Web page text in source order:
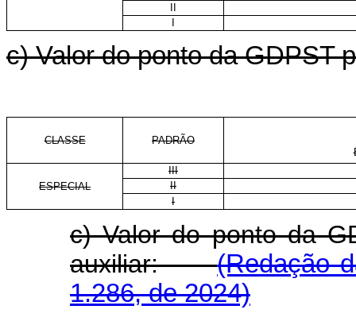
c) Valor do ponto da GDPST
CLASSE
PADRÃO
ESPECIAL
III
II
I
c) Valor do ponto da
auxiliar:(Redação
1.286, de 2024)